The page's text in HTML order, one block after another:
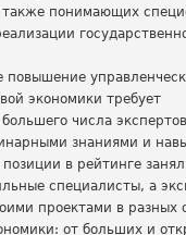
также понимающих
повышение
экономики требует
числа
знаниями и
в рейтинге
специалисты, а
проектами в разных
от больших и